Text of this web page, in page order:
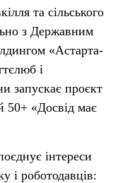
та сільського
з Державним
«Астарта-
і
запускає проєкт
50+ «Досвід має
інтереси
і роботодавців: